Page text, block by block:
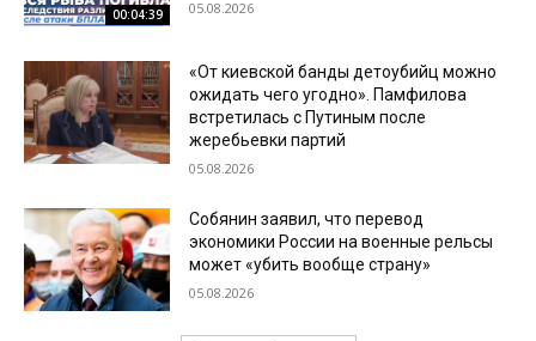
00:04:39 05.08.2026
«От киевской банды детоубийц можно
ожидать чего угодно». Памфилова
встретилась с Путиным после
жеребьевки партий
05.08.2026
Собянин заявил, что перевод
экономики России на военные рельсы
может «убить вообще страну»
05.08.2026